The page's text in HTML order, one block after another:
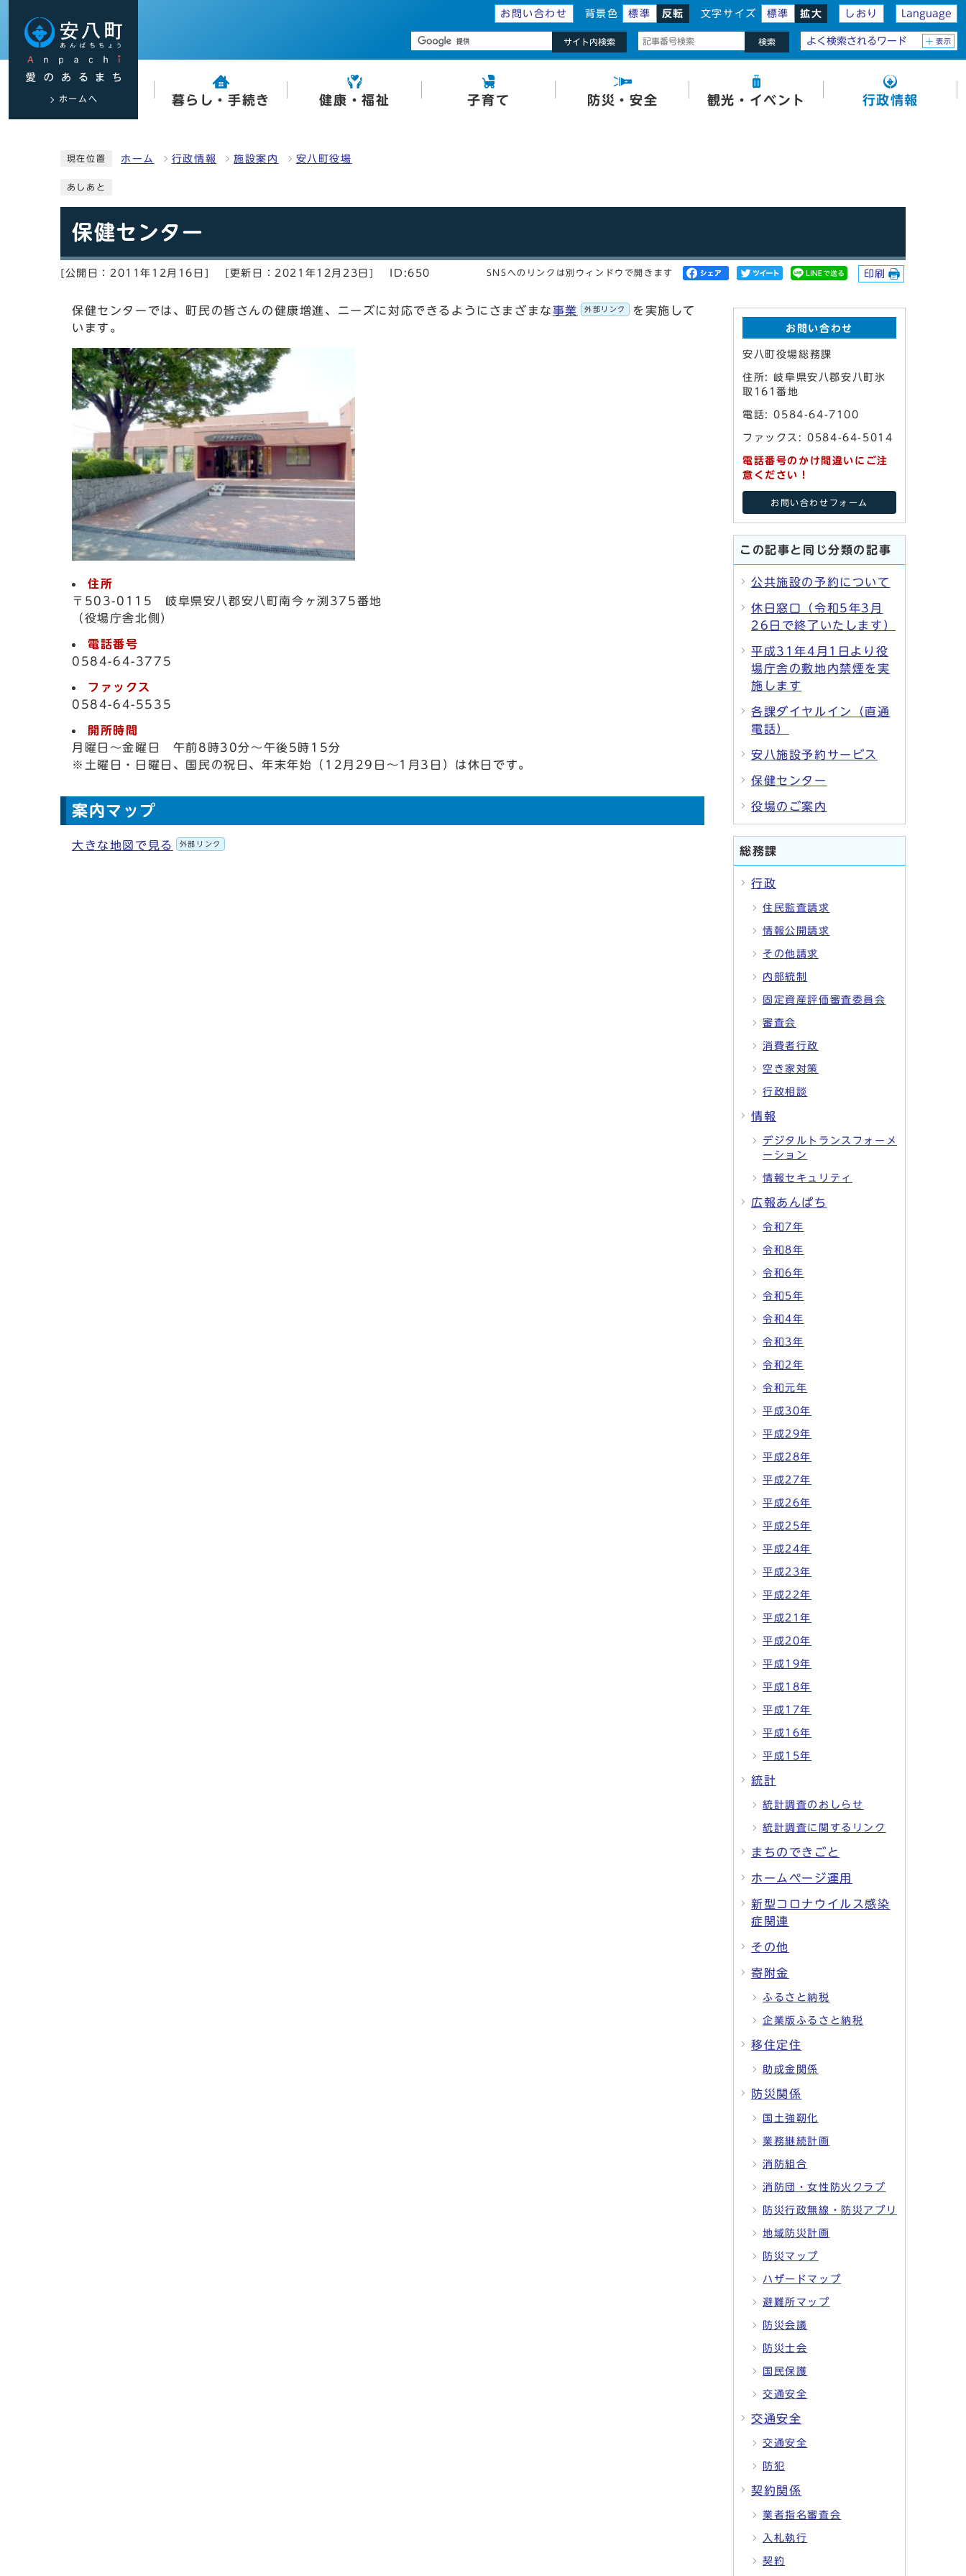
お問い合わせ 背景色 標準 反転 文字サイズ 標準 拡大 しおり Language
ホームへ
サイト内検索 検索 よく検索されるワード 表示
暮らし・手続き 健康・福祉 子育て 防災・安全 観光・イベント 行政情報
現在位置 ホーム 行政情報 施設案内 安八町役場
あしあと
保健センター
[公開日：2011年12月16日] [更新日：2021年12月23日] ID:650 SNSへのリンクは別ウィンドウで開きます 印刷
保健センターでは、町民の皆さんの健康増進、ニーズに対応できるようにさまざまな事業 外部リンク
を実施して
います。
住所
〒503-0115 岐阜県安八郡安八町南今ヶ渕375番地
（役場庁舎北側）
電話番号
0584-64-3775
ファックス
0584-64-5535
開所時間
月曜日～金曜日 午前8時30分～午後5時15分
※土曜日・日曜日、国民の祝日、年末年始（12月29日～1月3日）は休日です。
案内マップ
大きな地図で見る 外部リンク
お問い合わせ
安八町役場総務課
住所: 岐阜県安八郡安八町氷
取161番地
電話: 0584-64-7100
ファックス: 0584-64-5014
電話番号のかけ間違いにご注
意ください！
お問い合わせフォーム
この記事と同じ分類の記事
公共施設の予約について
休日窓口（令和5年3月
26日で終了いたします）
平成31年4月1日より役
場庁舎の敷地内禁煙を実
施します
各課ダイヤルイン（直通
電話）
安八施設予約サービス
保健センター
役場のご案内
総務課
行政
住民監査請求
情報公開請求
その他請求
内部統制
固定資産評価審査委員会
審査会
消費者行政
空き家対策
行政相談
情報
デジタルトランスフォーメ
ーション
情報セキュリティ
広報あんぱち
令和7年
令和8年
令和6年
令和5年
令和4年
令和3年
令和2年
令和元年
平成30年
平成29年
平成28年
平成27年
平成26年
平成25年
平成24年
平成23年
平成22年
平成21年
平成20年
平成19年
平成18年
平成17年
平成16年
平成15年
統計
統計調査のおしらせ
統計調査に関するリンク
まちのできごと
ホームページ運用
新型コロナウイルス感染
症関連
その他
寄附金
ふるさと納税
企業版ふるさと納税
移住定住
助成金関係
防災関係
国土強靭化
業務継続計画
消防組合
消防団・女性防火クラブ
防災行政無線・防災アプリ
地域防災計画
防災マップ
ハザードマップ
避難所マップ
防災会議
防災士会
国民保護
交通安全
交通安全
交通安全
防犯
契約関係
業者指名審査会
入札執行
契約